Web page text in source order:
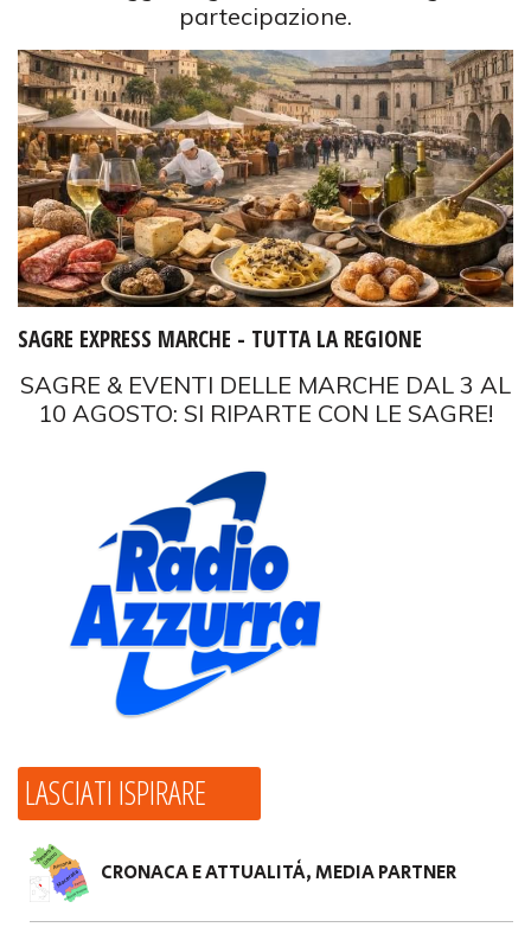
partecipazione.
SAGRE EXPRESS MARCHE - TUTTA LA REGIONE
SAGRE & EVENTI DELLE MARCHE DAL 3 AL
10 AGOSTO: SI RIPARTE CON LE SAGRE!
LASCIATI ISPIRARE
CRONACA E ATTUALITÀ, MEDIA PARTNER